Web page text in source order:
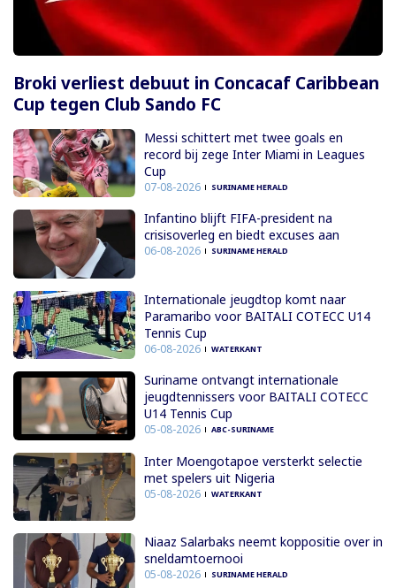
Broki verliest debuut in Concacaf Caribbean
Cup tegen Club Sando FC
Messi schittert met twee goals en
record bij zege Inter Miami in Leagues
Cup
07-08-2026 SURINAME HERALD
Infantino blijft FIFA-president na
crisisoverleg en biedt excuses aan
06-08-2026 SURINAME HERALD
Internationale jeugdtop komt naar
Paramaribo voor BAITALI COTECC U14
Tennis Cup
06-08-2026 WATERKANT
Suriname ontvangt internationale
jeugdtennissers voor BAITALI COTECC
U14 Tennis Cup
05-08-2026 ABC-SURINAME
Inter Moengotapoe versterkt selectie
met spelers uit Nigeria
05-08-2026 WATERKANT
Niaaz Salarbaks neemt koppositie over in
sneldamtoernooi
05-08-2026 SURINAME HERALD